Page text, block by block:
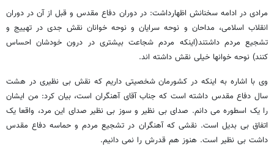
مرادی در ادامه سخنانش اظهارداشت: در دوران دفاع مقدس و قبل از آن در دوران
انقلاب اسلامی، مداحان و نوحه سرایان و نوحه خوانان نقش جدی در تهییج و
تشجیع مردم داشتند(اینکه مردم شجاعت بیشتری در درون خودشان احساس
کنند) نوحه خوانها خیلی نقش داشته اند.
وی با اشاره به اینکه در کشورمان شخصیتی داریم که نقش بی نظیری در هشت
سال دفاع مقدس داشته است که جناب آقای آهنگران است، بیان کرد: من ایشان
را یک اسطوره می دانم. صدای بی نظیر و سوز بی نظیر صدای این مرد، واقعا یک
اتفاق بی بدیل است. نقشی که آهنگران در تشجیع مردم و حماسه دفاع مقدس
داشت بی نظیر است. هنوز هم قدرش را نمی دانیم.